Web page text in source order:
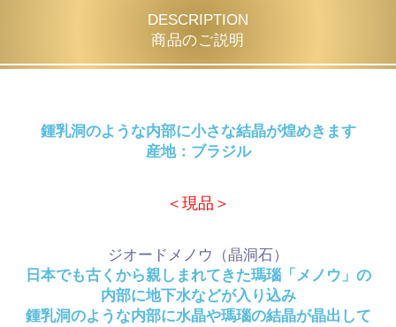
DESCRIPTION
商品のご説明
鍾乳洞のような内部に小さな結晶が煌めきます
産地：ブラジル
＜現品＞
ジオードメノウ（晶洞石）
日本でも古くから親しまれてきた瑪瑙「メノウ」の
内部に地下水などが入り込み
鍾乳洞のような内部に水晶や瑪瑙の結晶が晶出して